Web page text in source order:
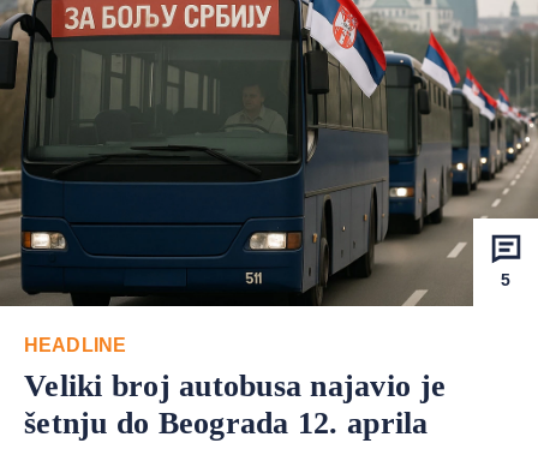
5
HEADLINE
Veliki broj autobusa najavio je
šetnju do Beograda 12. aprila